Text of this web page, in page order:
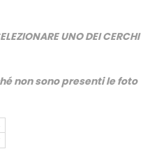
UNO DEI CERCHI
non sono presenti le foto